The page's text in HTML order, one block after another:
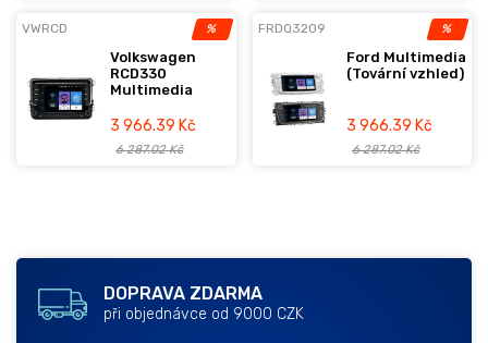
%
VWRCD
Volkswagen
RCD330
Multimedia
3 966.39 Kč
6 287.02 Kč
%
FRDQ3209
Ford Multimedia
(Tovární vzhled)
3 966.39 Kč
6 287.02 Kč
DOPRAVA ZDARMA
při objednávce od 9000 CZK